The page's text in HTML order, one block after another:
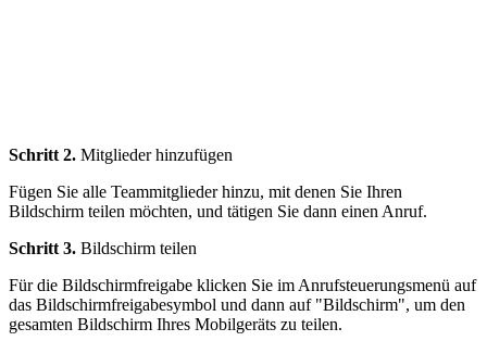
Schritt 2. Mitglieder hinzufügen
Fügen Sie alle Teammitglieder hinzu, mit denen Sie Ihren
Bildschirm teilen möchten, und tätigen Sie dann einen Anruf.
Schritt 3. Bildschirm teilen
Für die Bildschirmfreigabe klicken Sie im Anrufsteuerungsmenü auf
das Bildschirmfreigabesymbol und dann auf "Bildschirm", um den
gesamten Bildschirm Ihres Mobilgeräts zu teilen.